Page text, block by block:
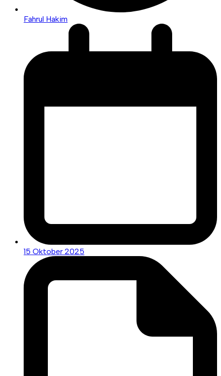
Fahrul Hakim
15 Oktober 2025